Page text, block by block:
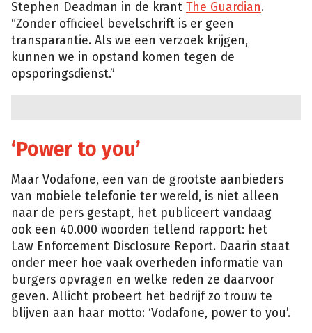
Stephen Deadman in de krant The Guardian.
“Zonder officieel bevelschrift is er geen
transparantie. Als we een verzoek krijgen,
kunnen we in opstand komen tegen de
opsporingsdienst.”
‘Power to you’
Maar Vodafone, een van de grootste aanbieders
van mobiele telefonie ter wereld, is niet alleen
naar de pers gestapt, het publiceert vandaag
ook een 40.000 woorden tellend rapport: het
Law Enforcement Disclosure Report. Daarin staat
onder meer hoe vaak overheden informatie van
burgers opvragen en welke reden ze daarvoor
geven. Allicht probeert het bedrijf zo trouw te
blijven aan haar motto: ‘Vodafone, power to you’.